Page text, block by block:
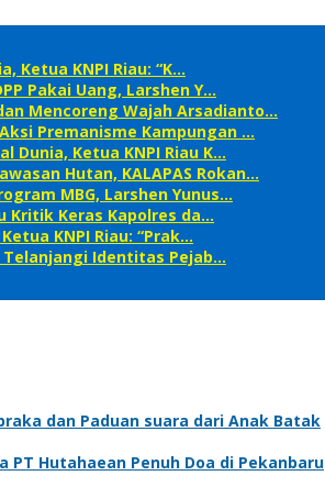
Ketua KNPI Riau: “K…
Pakai Uang, Larshen Y…
Mencoreng Wajah Arsadianto…
Premanisme Kampungan …
Dunia, Ketua KNPI Riau K…
Hutan, KALAPAS Rokan…
MBG, Larshen Yunus…
Kritik Keras Kapolres da…
KNPI Riau: “Prak…
Telanjangi Identitas Pejab…
dan Paduan suara dari Anak Batak
Hutahaean Penuh Doa di Pekanbaru